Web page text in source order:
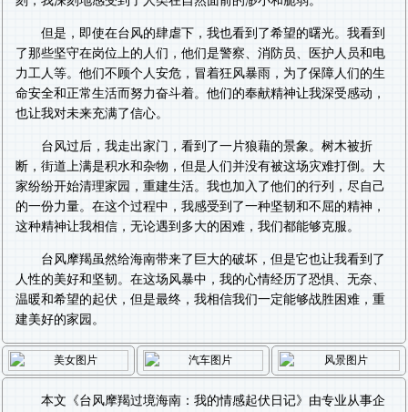
但是，即使在台风的肆虐下，我也看到了希望的曙光。我看到
了那些坚守在岗位上的人们，他们是警察、消防员、医护人员和电
力工人等。他们不顾个人安危，冒着狂风暴雨，为了保障人们的生
命安全和正常生活而努力奋斗着。他们的奉献精神让我深受感动，
也让我对未来充满了信心。
台风过后，我走出家门，看到了一片狼藉的景象。树木被折
断，街道上满是积水和杂物，但是人们并没有被这场灾难打倒。大
家纷纷开始清理家园，重建生活。我也加入了他们的行列，尽自己
的一份力量。在这个过程中，我感受到了一种坚韧和不屈的精神，
这种精神让我相信，无论遇到多大的困难，我们都能够克服。
台风摩羯虽然给海南带来了巨大的破坏，但是它也让我看到了
人性的美好和坚韧。在这场风暴中，我的心情经历了恐惧、无奈、
温暖和希望的起伏，但是最终，我相信我们一定能够战胜困难，重
建美好的家园。
本文《台风摩羯过境海南：我的情感起伏日记》由专业从事企